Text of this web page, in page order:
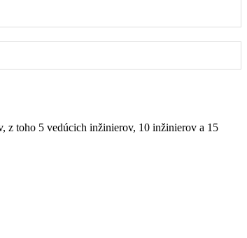
z toho 5 vedúcich inžinierov, 10 inžinierov a 15